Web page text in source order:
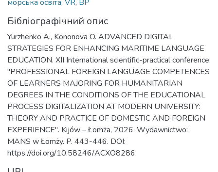
морська освіта, VR, ВР
Бібліографічний опис
Yurzhenko A., Kononova O. ADVANCED DIGITAL
STRATEGIES FOR ENHANCING MARITIME LANGUAGE
EDUCATION. XII International scientific-practical conference:
"PROFESSIONAL FOREIGN LANGUAGE COMPETENCES
OF LEARNERS MAJORING FOR HUMANITARIAN
DEGREES IN THE CONDITIONS OF THE EDUCATIONAL
PROCESS DIGITALIZATION AT MODERN UNIVERSITY:
THEORY AND PRACTICE OF DOMESTIC AND FOREIGN
EXPERIENCE". Kijów – Łomża, 2026. Wydawnictwo:
MANS w Łomży. P. 443-446. DOI:
https://doi.org/10.58246/ACXO8286